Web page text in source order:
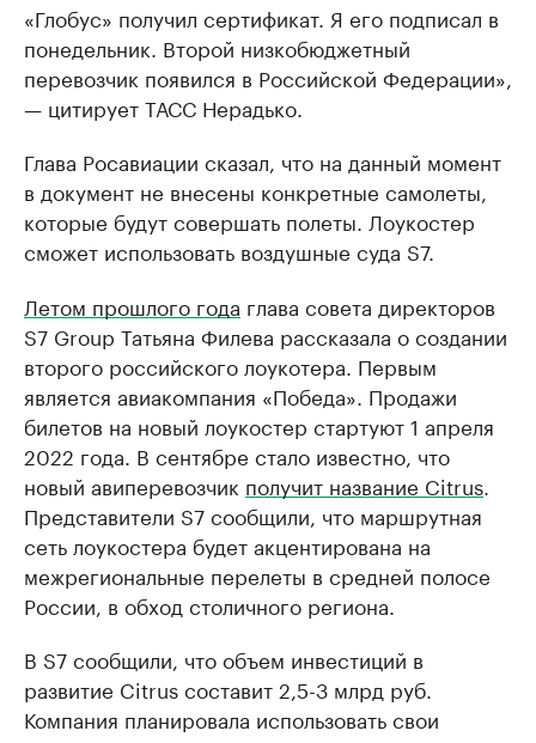
«Глобус» получил сертификат. Я его подписал в
понедельник. Второй низкобюджетный
перевозчик появился в Российской Федерации»,
— цитирует ТАСС Нерадько.
Глава Росавиации сказал, что на данный момент
в документ не внесены конкретные самолеты,
которые будут совершать полеты. Лоукостер
сможет использовать воздушные суда S7.
Летом прошлого года глава совета директоров
S7 Group Татьяна Филева рассказала о создании
второго российского лоукотера. Первым
является авиакомпания «Победа». Продажи
билетов на новый лоукостер стартуют 1 апреля
2022 года. В сентябре стало известно, что
новый авиперевозчик получит название Citrus
Представители S7 сообщили, что маршрутная
сеть лоукостера будет акцентирована на
межрегиональные перелеты в средней полосе
России, в обход столичного региона.
В S7 сообщили, что объем инвестиций в
развитие Citrus составит 2,5-3 млрд руб.
Компания планировала использовать свои